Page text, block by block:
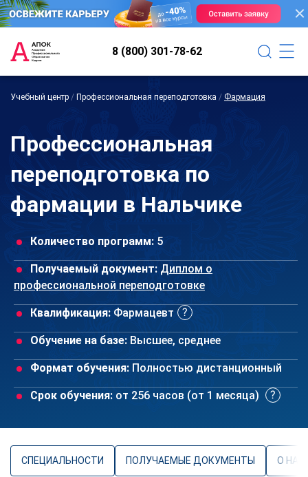
8 (800) 301-78-62
Учебный центр / Профессиональная переподготовка / Фармация
Профессиональная
переподготовка по
фармации в Нальчике
Количество программ: 5
Получаемый документ: Диплом о
профессиональной переподготовке
Квалификация: Фармацевт
Обучение на базе: Высшее, среднее
Формат обучения: Полностью дистанционный
Срок обучения: от 256 часов (от 1 месяца)
СПЕЦИАЛЬНОСТИ ПОЛУЧАЕМЫЕ ДОКУМЕНТЫ О